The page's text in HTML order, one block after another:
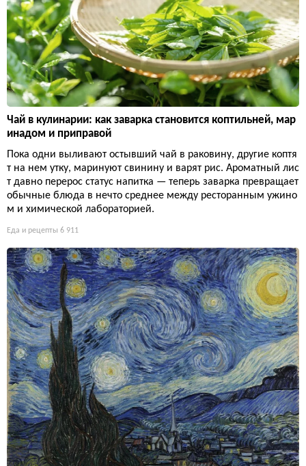
Чай в кулинарии: как заварка становится коптильней, мар
инадом и приправой
Пока одни выливают остывший чай в раковину, другие коптя
т на нем утку, маринуют свинину и варят рис. Ароматный лис
т давно перерос статус напитка — теперь заварка превращает
обычные блюда в нечто среднее между ресторанным ужино
м и химической лабораторией.
Еда и рецепты 6 911